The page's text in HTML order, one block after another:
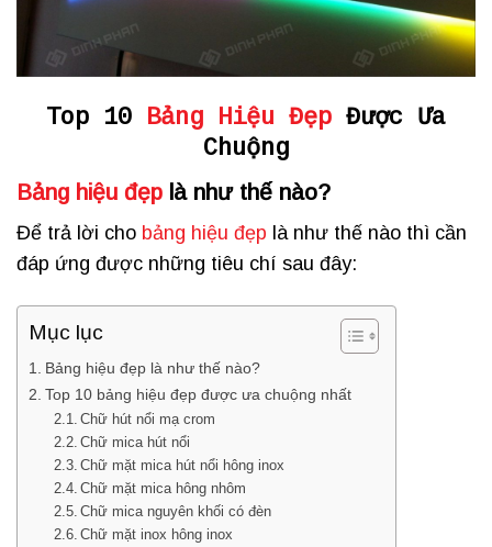
Top 10 Bảng Hiệu Đẹp Được Ưa
Chuộng
Bảng hiệu đẹp là như thế nào?
Để trả lời cho bảng hiệu đẹp là như thế nào thì cần
đáp ứng được những tiêu chí sau đây:
Mục lục
Bảng hiệu đẹp là như thế nào?
Top 10 bảng hiệu đẹp được ưa chuộng nhất
Chữ hút nổi mạ crom
Chữ mica hút nổi
Chữ mặt mica hút nổi hông inox
Chữ mặt mica hông nhôm
Chữ mica nguyên khối có đèn
Chữ mặt inox hông inox